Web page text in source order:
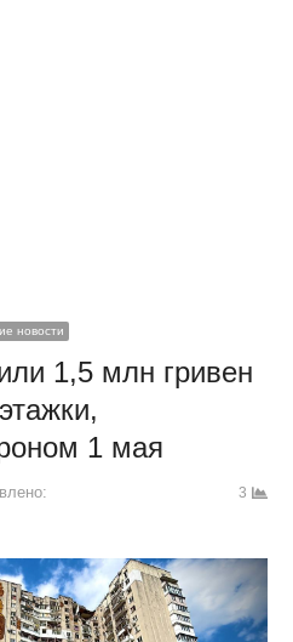
новости
1,5 млн гривен
1 мая
3